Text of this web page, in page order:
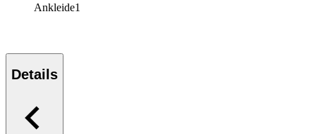
Ankleide1
Details